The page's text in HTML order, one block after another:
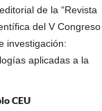
de la “Revista
del V Congreso
investigación:
aplicadas a la
CEU